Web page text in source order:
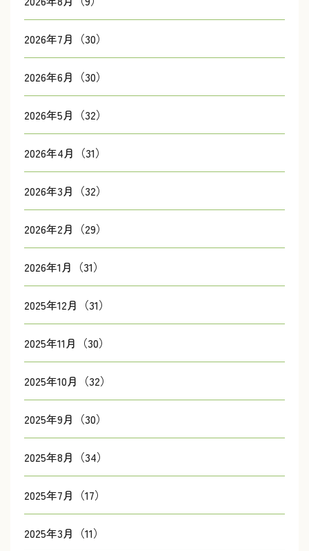
2026年7月（30）
2026年6月（30）
2026年5月（32）
2026年4月（31）
2026年3月（32）
2026年2月（29）
2026年1月（31）
2025年12月（31）
2025年11月（30）
2025年10月（32）
2025年9月（30）
2025年8月（34）
2025年7月（17）
2025年3月（11）